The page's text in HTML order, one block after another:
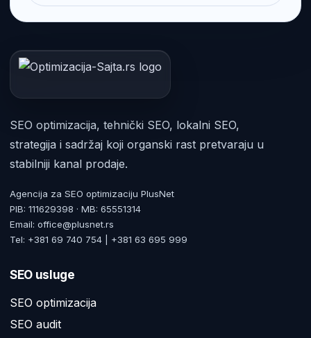
SEO optimizacija, tehnički SEO, lokalni SEO,
strategija i sadržaj koji organski rast pretvaraju u
stabilniji kanal prodaje.
Agencija za SEO optimizaciju PlusNet
PIB: 111629398 · MB: 65551314
Email: office@plusnet.rs
Tel: +381 69 740 754 | +381 63 695 999
SEO usluge
SEO optimizacija
SEO audit